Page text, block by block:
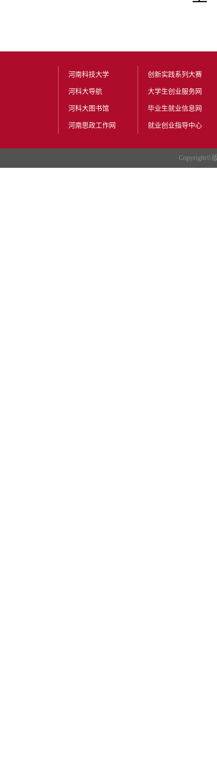
河南科技大学
河科大导航
河科大图书馆
河南思政工作网
创新实践系列大赛
大学生创业服务网
毕业生就业信息网
就业创业指导中心
Copyright©